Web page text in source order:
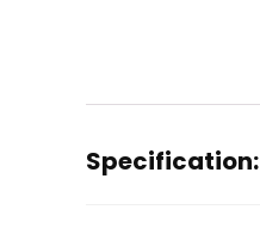
Specification: